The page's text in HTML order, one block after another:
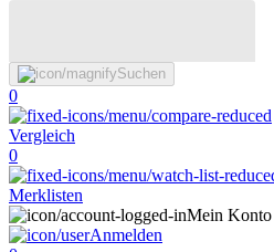
Suchen
0
Vergleich
0
Merklisten
Mein Konto
Anmelden